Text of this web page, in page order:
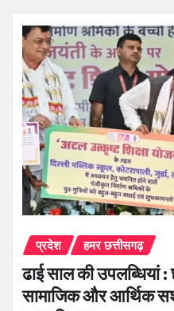
प्रदेश हमर छत्तीसगढ़
ढाई साल की उपलब्धियां
सामाजिक और आर्थिक